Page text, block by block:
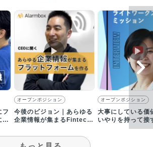
フ
愛
▶︎
オープンポジション
今後のビジョン｜あらゆる
企業情報が集まるFintech
▶︎
オープンポジション
大事にしている価
いやりを持って接
敗をオープンに共